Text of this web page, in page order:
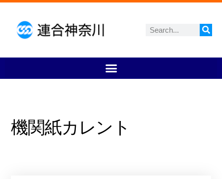
機関紙カレント